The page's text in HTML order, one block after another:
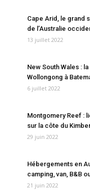
Cape Arid, le grand
de l’Australie
13 juillet 2022
New South Wales :
Wollongong à
6 juillet 2022
Montgomery Reef :
sur la côte du
29 juin 2022
Hébergements en
camping, van, B&B
21 juin 2022